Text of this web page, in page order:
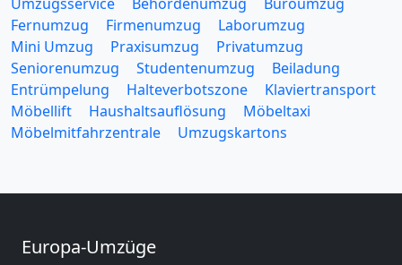
Fernumzug
Firmenumzug
Laborumzug
Mini Umzug
Praxisumzug
Privatumzug
Seniorenumzug
Studentenumzug
Beiladung
Entrümpelung
Halteverbotszone
Klaviertransport
Möbellift
Haushaltsauflösung
Möbeltaxi
Möbelmitfahrzentrale
Umzugskartons
Europa-Umzüge